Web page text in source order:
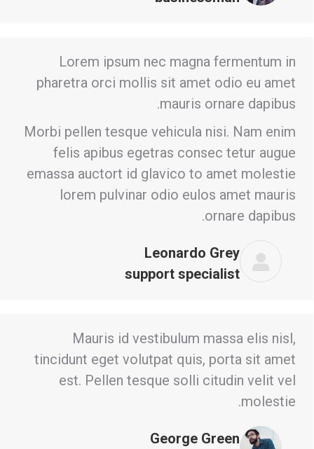
Lorem ipsum nec magna fermentum in
pharetra orci mollis sit amet odio eu amet
mauris ornare dapibus.
Morbi pellen tesque vehicula nisi. Nam enim
felis apibus egetras consec tetur augue
emassa auctort id glavico to amet molestie
lorem pulvinar odio eulos amet mauris
ornare dapibus.
Leonardo Grey
support specialist
Mauris id vestibulum massa elis nisl,
tincidunt eget volutpat quis, porta sit amet
est. Pellen tesque solli citudin velit vel
molestie.
George Green